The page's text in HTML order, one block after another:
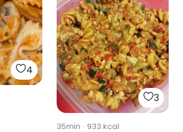
4
3
35min · 933 kcal